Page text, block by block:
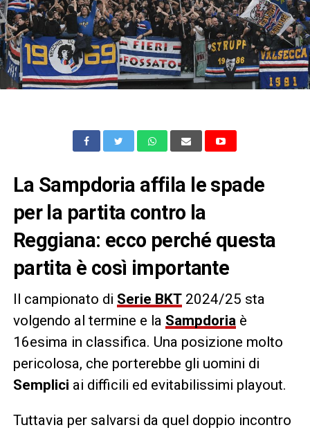
La Sampdoria affila le spade
per la partita contro la
Reggiana: ecco perché questa
partita è così importante
Il campionato di Serie BKT2024/25 sta
volgendo al termine e la Sampdoriaè
16esima in classifica. Una posizione molto
pericolosa, che porterebbe gli uomini di
Semplici ai difficili ed evitabilissimi playout.
Tuttavia per salvarsi da quel doppio incontro